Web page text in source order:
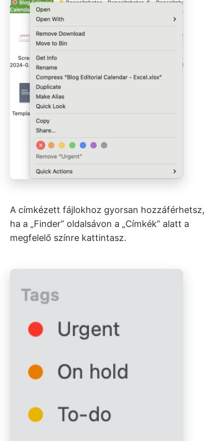
A címkézett fájlokhoz gyorsan hozzáférhetsz,
ha a „Finder” oldalsávon a „Címkék” alatt a
megfelelő színre kattintasz.